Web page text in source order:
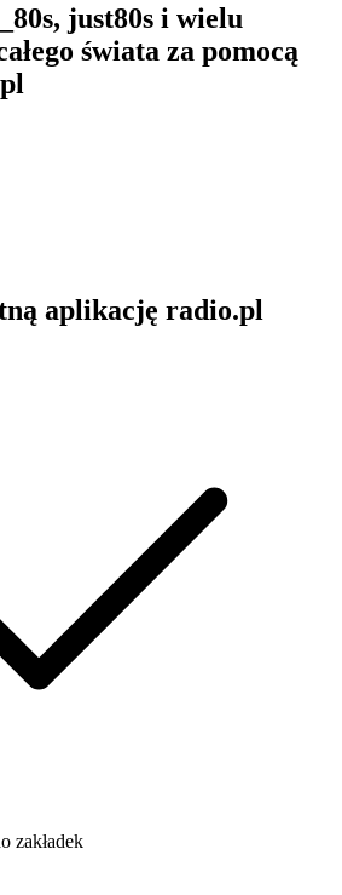
just80s i wielu
świata za pomocą
aplikację radio.pl
zakładek